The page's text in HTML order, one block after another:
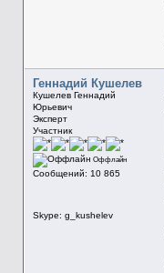
Геннадий Кушелев
Кушелев Геннадий
Юрьевич
Эксперт
Участник
Оффлайн
Сообщений: 10 865
Skype: g_kushelev